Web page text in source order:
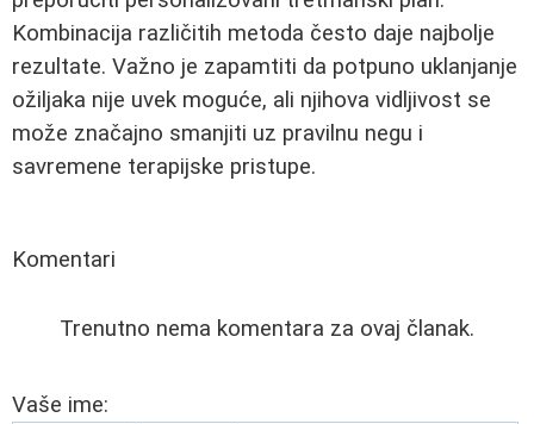
Kombinacija različitih metoda često daje najbolje
rezultate. Važno je zapamtiti da potpuno uklanjanje
ožiljaka nije uvek moguće, ali njihova vidljivost se
može značajno smanjiti uz pravilnu negu i
savremene terapijske pristupe.
Komentari
Trenutno nema komentara za ovaj članak.
Vaše ime: